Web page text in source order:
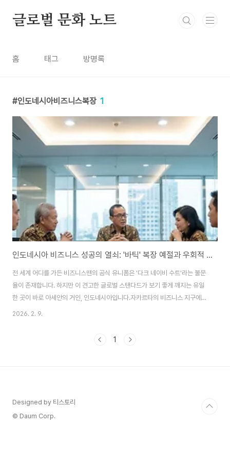
글로벌 문화 노트
홈 태그 방명록
인도네시아비즈니스복장 1
인도네시아 비즈니스 성공의 열쇠: '바틱' 복장 예절과 우회적 소통의 미학
전 세계 어디를 가든 비즈니스맨의 공식 유니폼은 '다크 네이비 수트'라는 불문
율이 존재합니다. 하지만 이 견고한 글로벌 스탠다드가 보기 좋게 깨지는 유일
한 곳이 바로 아세안의 거인, 인도네시아입니다.자카르타의 비즈니스 지구에서
는 넥타이를 맨 사람보다 화려한 문양의 셔츠를 입은 임원들이 더 큰 권위와 존
비즈니스 파트너에 대한 존중을 표현하는 상징적 장치로 받아들여집니다.2억
2026. 2. 9.
1
Designed by 티스토리
© Daum Corp.